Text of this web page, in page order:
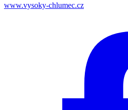
www.vysoky-chlumec.cz